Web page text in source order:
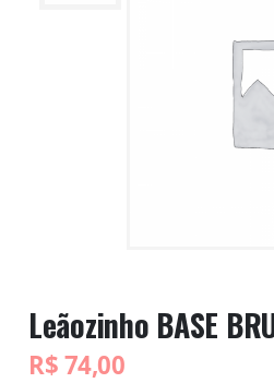
Leãozinho BASE
R$74,00